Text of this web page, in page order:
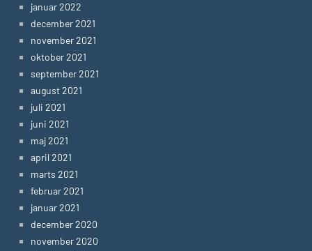
januar 2022
december 2021
november 2021
oktober 2021
september 2021
august 2021
juli 2021
juni 2021
maj 2021
april 2021
marts 2021
februar 2021
januar 2021
december 2020
november 2020